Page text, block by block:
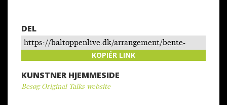
DEL
https://baltoppenlive.dk/arrangement/bente-
klarlund-pedersen-yngre-med-aarene/
KOPIÉR LINK
KUNSTNER HJEMMESIDE
Besøg Original Talks website